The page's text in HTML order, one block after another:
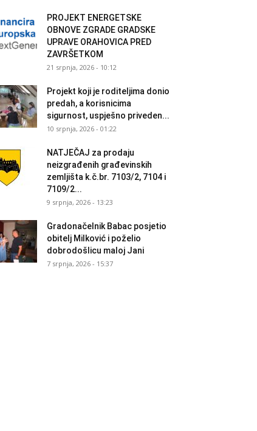
PROJEKT ENERGETSKE
OBNOVE ZGRADE GRADSKE
UPRAVE ORAHOVICA PRED
ZAVRŠETKOM
21 srpnja, 2026 - 10:12
Projekt koji je roditeljima donio
predah, a korisnicima
sigurnost, uspješno priveden...
10 srpnja, 2026 - 01:22
NATJEČAJ za prodaju
neizgrađenih građevinskih
zemljišta k.č.br. 7103/2, 7104 i
7109/2...
9 srpnja, 2026 - 13:23
Gradonačelnik Babac posjetio
obitelj Milković i poželio
dobrodošlicu maloj Jani
7 srpnja, 2026 - 15:37